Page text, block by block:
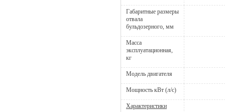
Габаритные размеры
отвала
бульдозерного, мм
Масса
эксплуатационная,
кг
Модель двигателя
Мощность кВт (л/с)
Характеристики